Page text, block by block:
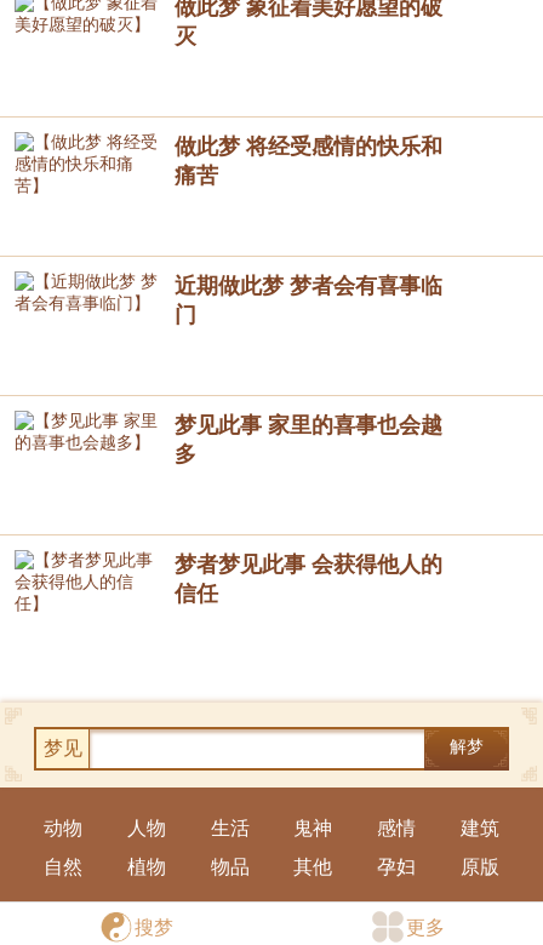
做此梦 象征着美好愿望的破
灭
做此梦 将经受感情的快乐和
痛苦
近期做此梦 梦者会有喜事临
门
梦见此事 家里的喜事也会越
多
梦者梦见此事 会获得他人的
信任
梦见 解梦
搜梦 更多
动物 人物 生活 鬼神 感情
建筑
自然
植物 物品 其他 孕妇 原版